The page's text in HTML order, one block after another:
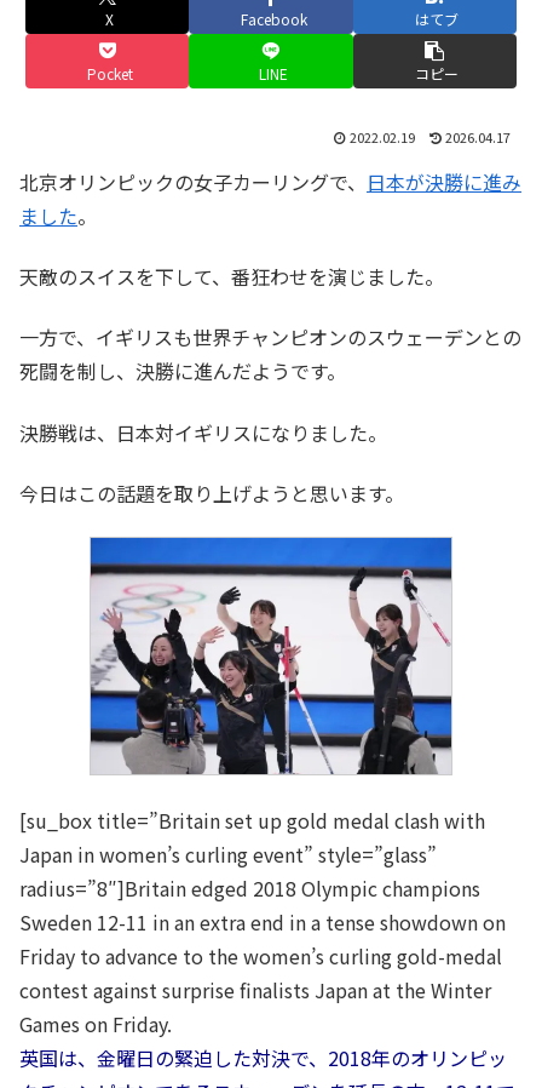
X Facebook はてブ
Pocket LINE コピー
2022.02.19 2026.04.17
北京オリンピックの女子カーリングで、 日本が決勝に進み
ました。
天敵のスイスを下して、番狂わせを演じました。
一方で、イギリスも世界チャンピオンのスウェーデンとの
死闘を制し、決勝に進んだようです。
決勝戦は、日本対イギリスになりました。
今日はこの話題を取り上げようと思います。
[su_box title=”Britain set up gold medal clash with
Japan in women’s curling event” style=”glass”
radius=”8″]Britain edged 2018 Olympic champions
Sweden 12-11 in an extra end in a tense showdown on
Friday to advance to the women’s curling gold-medal
contest against surprise finalists Japan at the Winter
Games on Friday.
英国は、金曜日の緊迫した対決で、2018年のオリンピッ